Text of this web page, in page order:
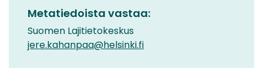
Metatiedoista vastaa:
Suomen Lajitietokeskus
jere.kahanpaa@helsinki.fi